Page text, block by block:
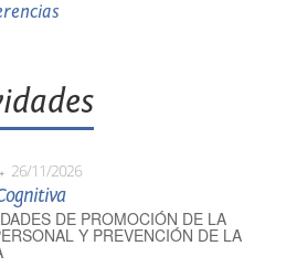
26/11/2026
DE PROMOCIÓN DE LA
Y PREVENCIÓN DE LA